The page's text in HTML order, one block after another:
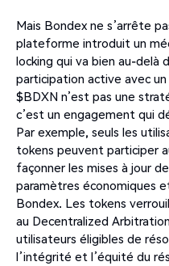
Mais Bondex ne s’arrête
plateforme introduit un
locking qui va bien au-delà
participation active avec
$BDXN n’est pas une
c’est un engagement qui
Par exemple, seuls les
tokens peuvent participer
façonner les mises à jour
paramètres économiques
Bondex. Les tokens
au Decentralized
utilisateurs éligibles de
l’intégrité et l’équité du